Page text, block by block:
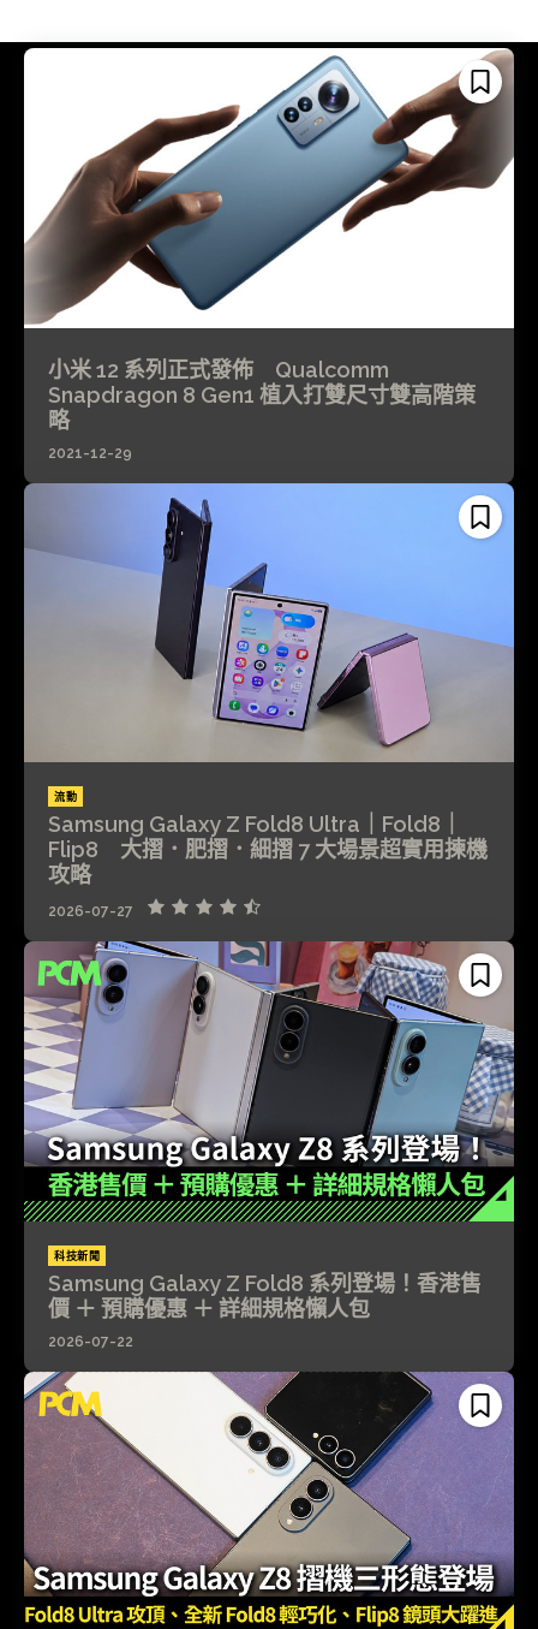
小米 12 系列正式發佈 Qualcomm
Snapdragon 8 Gen1 植入打雙尺寸雙高階策
略
2021-12-29
流動
Samsung Galaxy Z Fold8 Ultra｜Fold8｜
Flip8 大摺．肥摺．細摺 7 大場景超實用揀機
攻略
2026-07-27
科技新聞
Samsung Galaxy Z Fold8 系列登場！香港售
價 ＋ 預購優惠 ＋ 詳細規格懶人包
2026-07-22